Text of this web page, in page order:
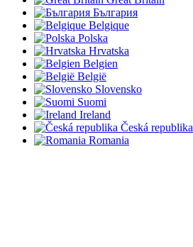
България
Belgique
Polska
Hrvatska
Belgien
België
Slovensko
Suomi
Ireland
Česká republika
Romania